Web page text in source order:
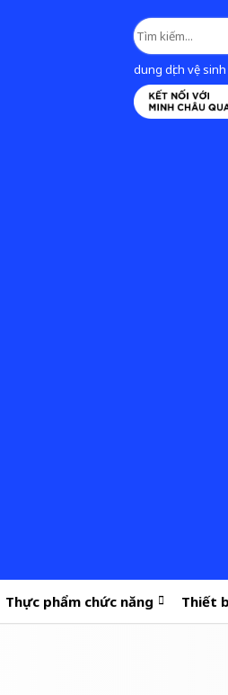
dung dịch vệ
Thực phẩm chức năng Thiết